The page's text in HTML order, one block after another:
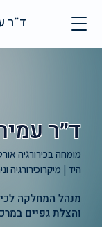
ד״ר
ד״ר
מומחה בכירורגיה
היד | מיקרוכירורגיה
מנהל המחלקה
והצלת גפיים